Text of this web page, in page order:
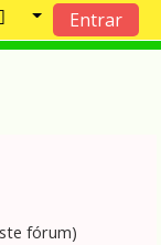
Entrar
fórum)